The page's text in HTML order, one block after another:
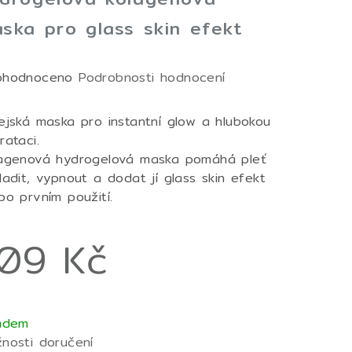
pro glass skin efekt
Podrobnosti hodnocení
maska pro instantní glow a hlubokou
hydrogelová maska pomáhá pleť
vypnout a dodat jí glass skin efekt
prvním použití.
Kč
doručení